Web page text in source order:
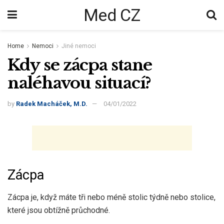
Med CZ
Home Nemoci Jiné nemoci
Kdy se zácpa stane
naléhavou situací?
by Radek Macháček, M.D. 04/01/2022
Zácpa
Zácpa je, když máte tři nebo méně stolic týdně nebo stolice,
které jsou obtížně průchodné.